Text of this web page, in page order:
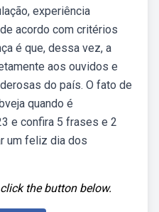
experiência
acordo com critérios
é que, dessa vez, a
aos ouvidos e
do país. O fato de
quando é
e confira 5 frases e 2
um feliz dia dos
the button below.